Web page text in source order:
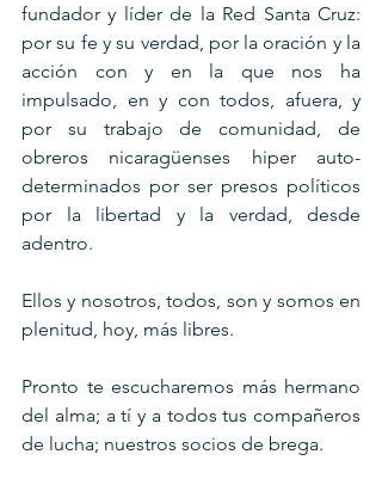
fundador y líder de la Red Santa Cruz:
por su fe y su verdad, por la oración y la
acción con y en la que nos ha
impulsado, en y con todos, afuera, y
por su trabajo de comunidad, de
obreros nicaragüenses hiper auto-
determinados por ser presos políticos
por la libertad y la verdad, desde
adentro.
Ellos y nosotros, todos, son y somos en
plenitud, hoy, más libres.
Pronto te escucharemos más hermano
del alma; a tí y a todos tus compañeros
de lucha; nuestros socios de brega.